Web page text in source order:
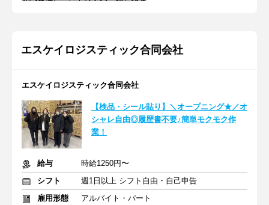
エスケイロジスティック合同会社
エスケイロジスティック合同会社
【検品・シール貼り】＼オープニング★／オ
シャレ自由◎履歴書不要♪簡単モクモク作
業！
給与
時給1250円〜
シフト
週1日以上 シフト自由・自己申告
雇用形態
アルバイト・パート